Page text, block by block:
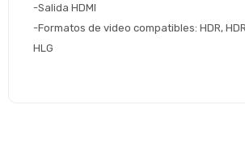
-Salida HDMI
-Formatos de video compatibles: HDR,
HLG
Volver al inicio